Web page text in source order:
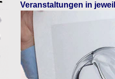
Veranstaltungen in